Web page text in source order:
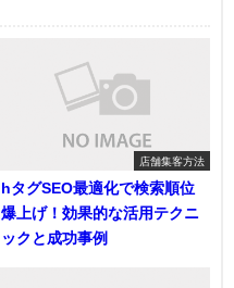
店舗集客方法
hタグSEO最適化で検索順位
爆上げ！効果的な活用テクニ
ックと成功事例